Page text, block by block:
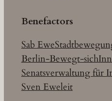
Benefactors
Sab Ewe
Berlin-Bewegt-sich
Senatsverwaltung für
Sven Eweleit